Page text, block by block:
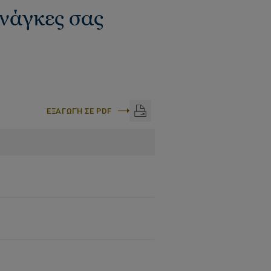
σας
ΕΞΑΓΩΓΉ ΣΕ PDF